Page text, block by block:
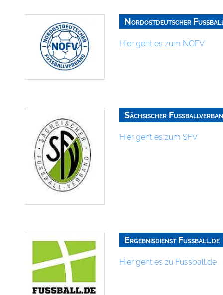
Nordostdeutscher
Hier geht es zum NOFV
Sächsischer
Hier geht es zum SFV
Ergebnisdienst Fußball.de
Hier geht es zu Fussball.de